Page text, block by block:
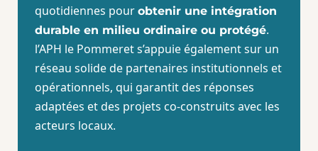
quotidiennes pour obtenir une intégration
durable en milieu ordinaire ou protégé.
l’APH le Pommeret s’appuie également sur un
réseau solide de partenaires institutionnels et
opérationnels, qui garantit des réponses
adaptées et des projets co-construits avec les
acteurs locaux.